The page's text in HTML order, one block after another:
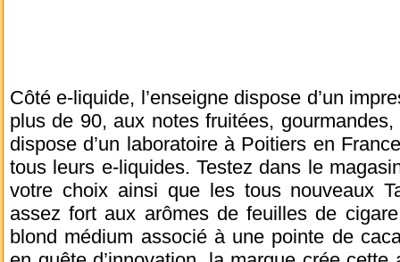
Côté e-liquide, l’enseigne dispose d’un
plus de 90, aux notes fruitées,
dispose d’un laboratoire à Poitiers en
tous leurs e-liquides. Testez dans le
votre choix ainsi que les tous nouveaux
assez fort aux arômes de feuilles de
blond médium associé à une pointe de